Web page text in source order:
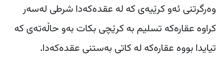
وەرگرتنی ئەو کرێیەی کە لە عقدەکەدا شرطی لەسەر
کراوە عقارەکە تسلیم بە کرێچی بکات بەو حاڵەتەی کە
تیایدا بووە عقارەکە لە کاتی بەستنی عقدەکەدا.